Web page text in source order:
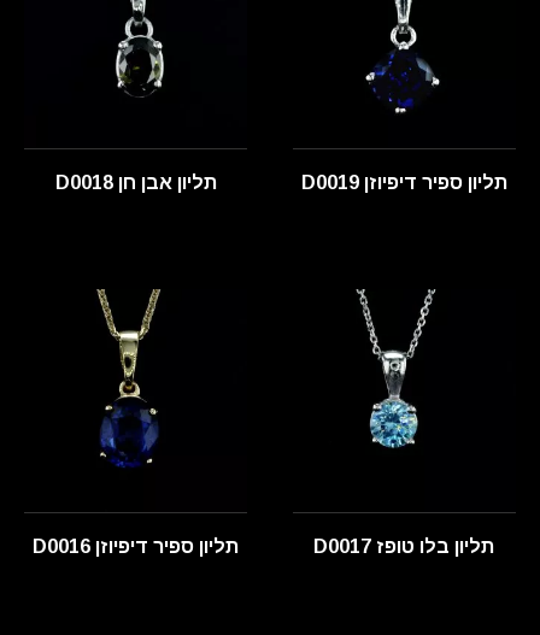
תליון ספיר דיפיוזן D0019 תליון אבן חן D0018
תליון בלו טופז D0017 תליון ספיר דיפיוזן D0016